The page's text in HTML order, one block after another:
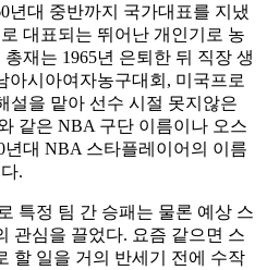
년대 중반까지 국가대표를 지냈
대표되는 뛰어난 개인기로 농
재는 1965년 은퇴한 뒤 직장 생
아시아여자농구대회, 미국프로
설을 맡아 선수 시절 못지않은
같은 NBA 구단 이름이나 오스
년대 NBA 스타플레이어의 이름
.
특정 팀 간 승패는 물론 예상 스
관심을 끌었다. 요즘 같으면 스
할 일을 거의 반세기 전에 수작